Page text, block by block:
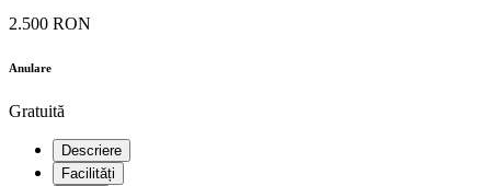
2.500 RON
Anulare
Gratuită
Descriere
Facilități